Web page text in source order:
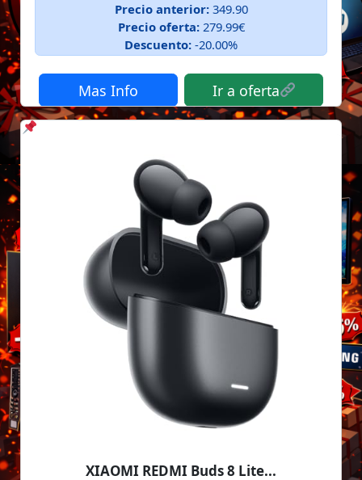
Precio anterior:349.90
Precio oferta:279.99€
Descuento: -20.00%
Mas Info Ir a oferta
XIAOMI REDMI Buds 8 Lite...